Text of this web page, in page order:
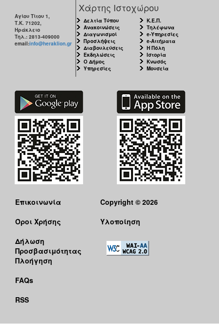
Αγίου Τίτου 1,
Τ.Κ. 71202,
Ηράκλειο
Τηλ.: 2813-409000
email:info@heraklion.gr
Χάρτης Ιστοχώρου
Δελτία Τύπου
Ανακοινώσεις
Διαγωνισμοί
Προσλήψεις
Διαβουλεύσεις
Εκδηλώσεις
Ο Δήμος
Υπηρεσίες
Κ.Ε.Π.
Τηλέφωνα
e-Υπηρεσίες
e-Αιτήματα
Η Πόλη
Ιστορία
Κνωσός
Μουσεία
Επικοινωνία
Όροι Χρήσης
Δήλωση
Προσβασιμότητας
Πλοήγηση
FAQs
RSS
Copyright © 2026
Υλοποίηση